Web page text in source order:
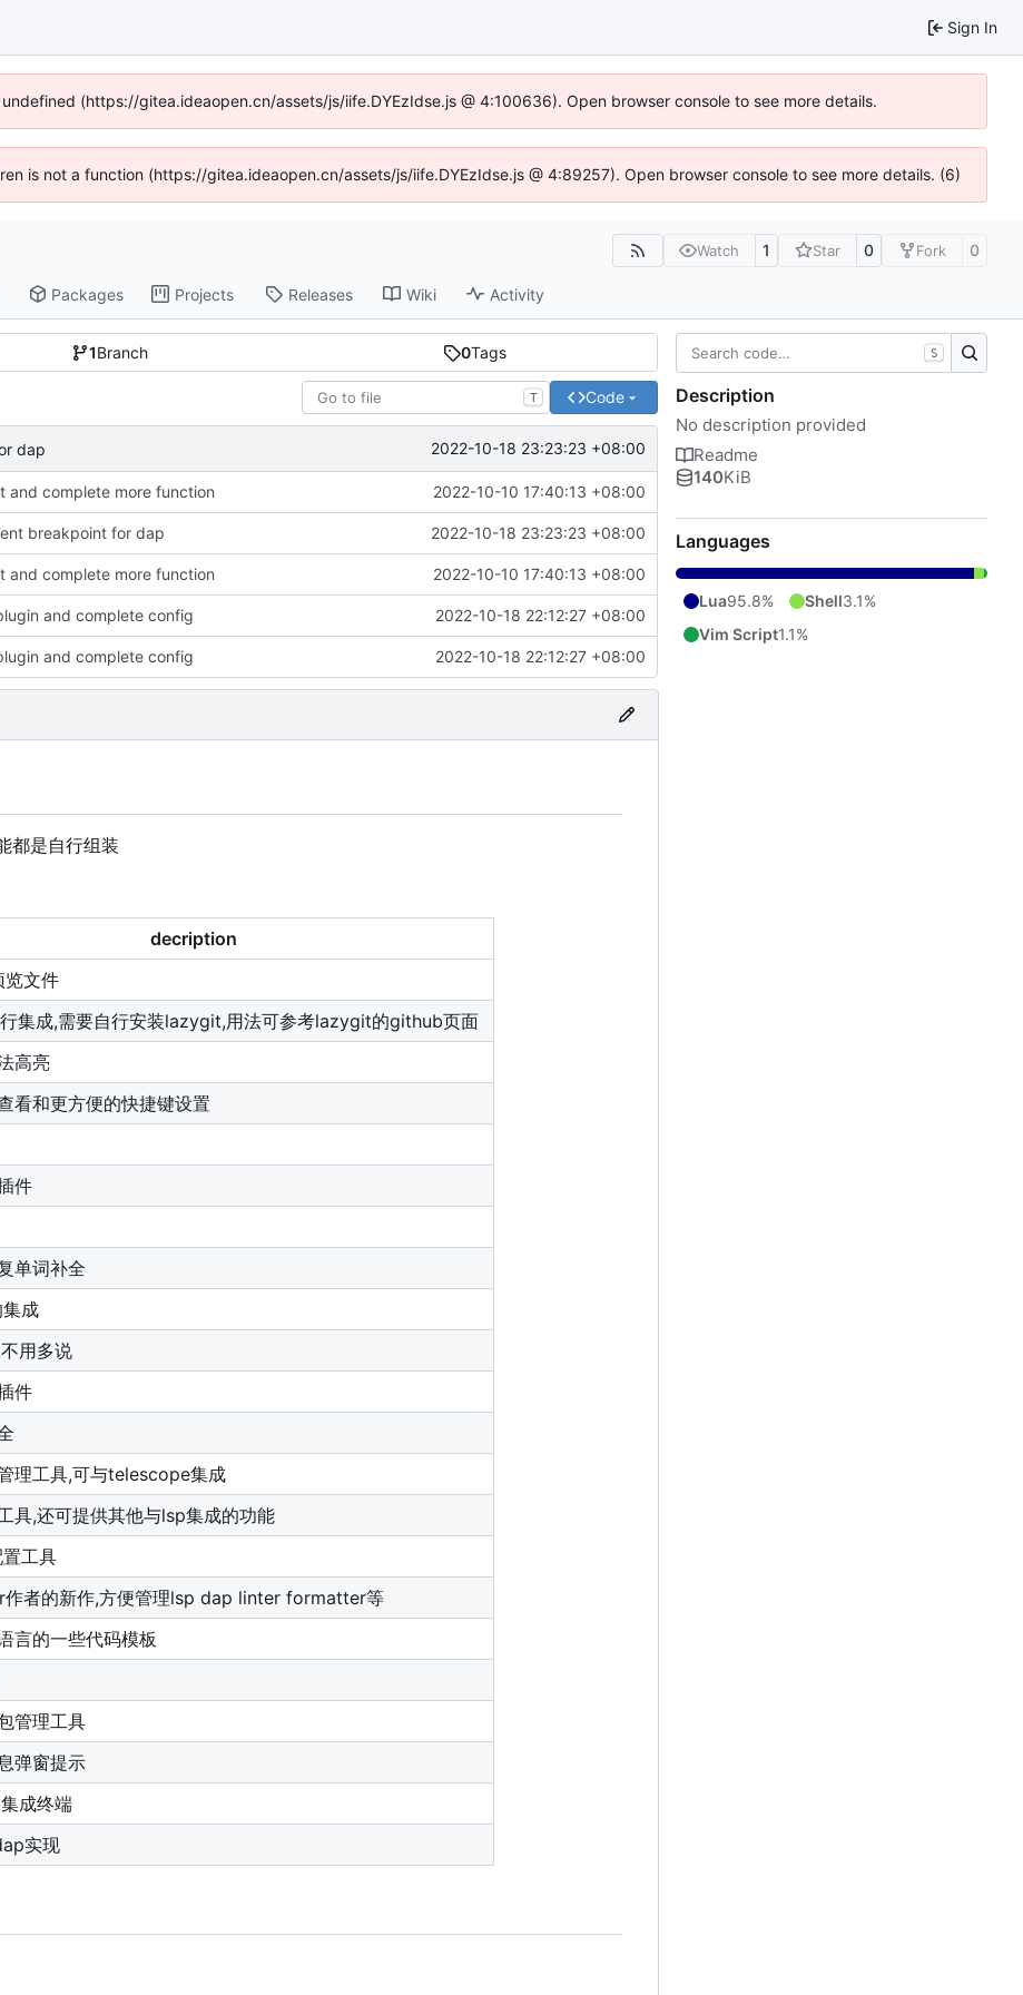
Sign In
(https://gitea.ideaopen.cn/assets/js/iife.DYEzIdse.js @ 4:100636). Open browser console to see more details.
is not a function (https://gitea.ideaopen.cn/assets/js/iife.DYEzIdse.js @ 4:89257). Open browser console to see more details. (6)
Watch 1 Star 0 Fork 0
Packages Projects Releases Wiki Activity
1Branch 0Tags
T Code
dap 2022-10-18 23:23:23 +08:00
and complete more function 2022-10-10 17:40:13 +08:00
breakpoint for dap 2022-10-18 23:23:23 +08:00
and complete more function 2022-10-10 17:40:13 +08:00
and complete config 2022-10-18 22:12:27 +08:00
and complete config 2022-10-18 22:12:27 +08:00
都是自行组装
decription
览文件
集成,需要自行安装lazygit,用法可参考lazygit的github页面
高亮
看和更方便的快捷键设置
件
单词补全
成
用多说
件
理工具,可与telescope集成
具,还可提供其他与lsp集成的功能
工具
者的新作,方便管理lsp dap linter formatter等
言的一些代码模板
管理工具
弹窗提示
成终端
实现
S
Description
No description provided
Readme
140KiB
Languages
Lua95.8% Shell3.1%
Vim Script1.1%